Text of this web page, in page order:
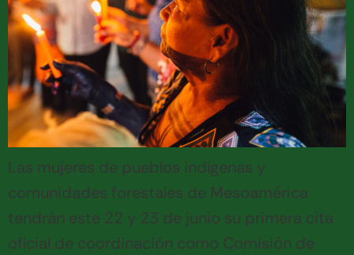
Las mujeres de pueblos indígenas y
comunidades forestales de Mesoamérica
tendrán este 22 y 23 de junio su primera cita
oficial de coordinación como Comisión de